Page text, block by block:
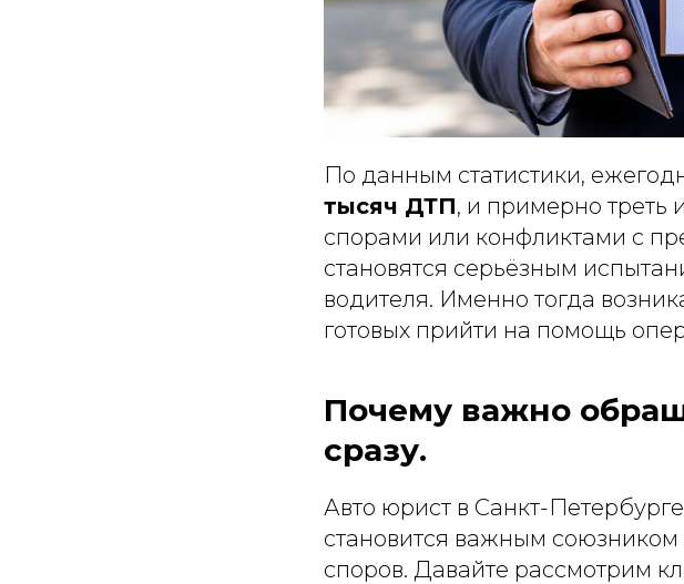
По данным статистики,
тысяч ДТП, и примерно треть
спорами или конфликтами с
становятся серьёзным
водителя. Именно тогда
готовых прийти на помощь
Почему важно
сразу.
Авто юрист в Санкт-
становится важным
споров. Давайте рассмотрим